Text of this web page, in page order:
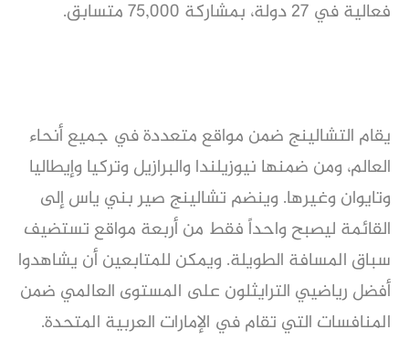
فعالية في 27 دولة، بمشاركة 75,000 متسابق.
يقام التشالينج ضمن مواقع متعددة في جميع أنحاء
العالم، ومن ضمنها نيوزيلندا والبرازيل وتركيا وإيطاليا
وتايوان وغيرها. وينضم تشالينج صير بني ياس إلى
القائمة ليصبح واحداً فقط من أربعة مواقع تستضيف
سباق المسافة الطويلة. ويمكن للمتابعين أن يشاهدوا
أفضل رياضيي الترايثلون على المستوى العالمي ضمن
المنافسات التي تقام في الإمارات العربية المتحدة.